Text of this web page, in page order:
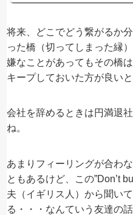
将来、どこでどう繋がるか
った橋（切ってしまった縁
嫌なことがあってもその橋
キープしておいた方が良い
会社を辞めるときは円満退
ね。
あまりフィーリングが合わ
ともあるけど、この”Don’t
夫（イギリス人）から聞い
る・・・なんていう友達の